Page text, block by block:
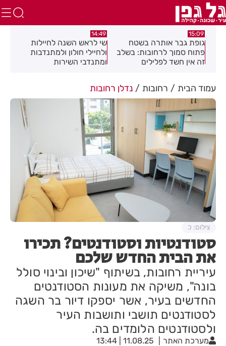
14:49
שי לראש השנה לחיילות
ולחיילי חולון ולמתנדבות
ומתנדבי השירות
14:08
מאחורי המגדלים: מומחי
הנדל"ן חושפים את הסודות
עמוד הבית רחובות נדלן רחובות
סטודנטיות וסטודנטים? תכירו
את הבית החדש שלכם
עיריית רחובות, בשיתוף "שיכון ובינוי סולל
בונה", משיקה את מעונות הסטודנטים
החדשים בעיר, אשר יספקו דיור בר השגה
לסטודנטים תושבי ותושבות העיר
ולסטודנטים הלומדים בה.
מערכת האתר 11.08.25 | 13:44
צילום: כ